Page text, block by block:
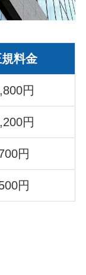
料金
円
円
円
円